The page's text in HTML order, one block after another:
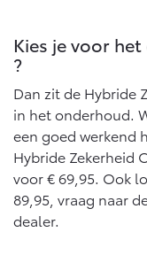
Vanaf € 37.500,-
Proace Max (excl.
OOK ALS BATTERIJ-
ELEKTRISCH
Kies je voor
?
Dan zit de Hybride
in het onderhoud.
een goed werkend
Hybride Zekerheid
voor € 69,95. Ook
89,95, vraag naar
dealer.